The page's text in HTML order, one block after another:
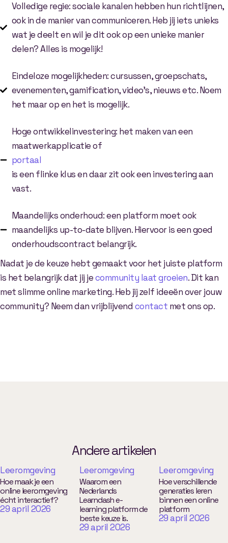
Volledige regie: sociale kanalen hebben hun richtlijnen,
ook in de manier van communiceren. Heb jij iets unieks
wat je deelt en wil je dit ook op een unieke manier
delen? Alles is mogelijk!
Eindeloze mogelijkheden: cursussen, groepschats,
evenementen, gamification, video’s, nieuws etc. Noem
het maar op en het is mogelijk.
Hoge ontwikkelinvestering: het maken van een
maatwerkapplicatie of
portaal
is een flinke klus en daar zit ook een investering aan
vast.
Maandelijks onderhoud: een platform moet ook
maandelijks up-to-date blijven. Hiervoor is een goed
onderhoudscontract belangrijk.
Nadat je de keuze hebt gemaakt voor het juiste platform
is het belangrijk dat jij jecommunity laat groeien. Dit kan
met slimme online marketing. Heb jij zelf ideeën over jouw
community? Neem dan vrijblijvend contact met ons op.
Andere artikelen
Leeromgeving
Hoe maak je een
online leeromgeving
écht interactief?
29 april 2026
Leeromgeving
Waarom een
Nederlands
Learndash e-
learning platform de
beste keuze is.
29 april 2026
Leeromgeving
Hoe verschillende
generaties leren
binnen een online
platform
29 april 2026